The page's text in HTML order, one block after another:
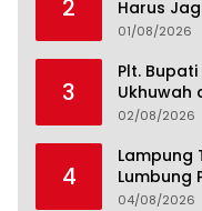
2
Harus
Lampung
01/08/2026
3
Plt.
Ukhuwah
02/08/2026
4
Lampung
Lumbung
04/08/2026